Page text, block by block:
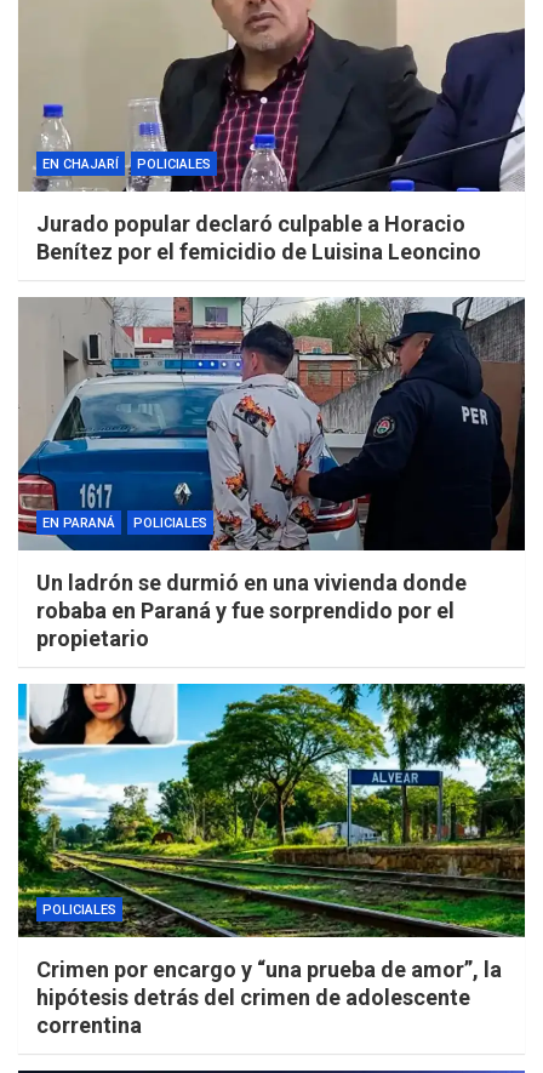
EN CHAJARÍ POLICIALES
Jurado popular declaró culpable a Horacio
Benítez por el femicidio de Luisina Leoncino
EN PARANÁ POLICIALES
Un ladrón se durmió en una vivienda donde
robaba en Paraná y fue sorprendido por el
propietario
POLICIALES
Crimen por encargo y “una prueba de amor”, la
hipótesis detrás del crimen de adolescente
correntina